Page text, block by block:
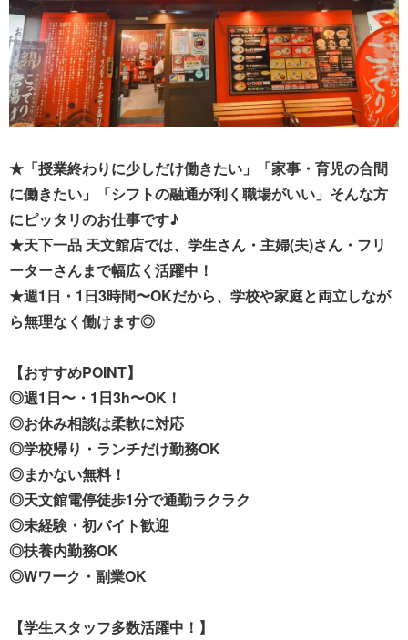
★「授業終わりに少しだけ働きたい」「家事・育児の合間
に働きたい」「シフトの融通が利く職場がいい」そんな方
にピッタリのお仕事です♪
★天下一品 天文館店では、学生さん・主婦(夫)さん・フリ
ーターさんまで幅広く活躍中！
★週1日・1日3時間〜OKだから、学校や家庭と両立しなが
ら無理なく働けます◎
【おすすめPOINT】
◎週1日〜・1日3h〜OK！
◎お休み相談は柔軟に対応
◎学校帰り・ランチだけ勤務OK
◎まかない無料！
◎天文館電停徒歩1分で通勤ラクラク
◎未経験・初バイト歓迎
◎扶養内勤務OK
◎Wワーク・副業OK
【学生スタッフ多数活躍中！】